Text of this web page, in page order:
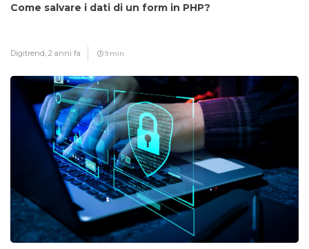
Come salvare i dati di un form in PHP?
Digitrend, 2 anni fa 9 min